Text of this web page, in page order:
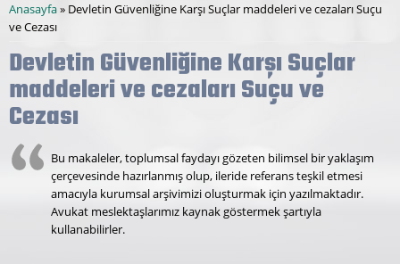
Buradasınız
Anasayfa» Devletin Güvenliğine Karşı Suçlar maddeleri ve cezaları Suçu
ve Cezası
Devletin Güvenliğine Karşı Suçlar
maddeleri ve cezaları Suçu ve
Cezası
Bu makaleler, toplumsal faydayı gözeten bilimsel bir yaklaşım
çerçevesinde hazırlanmış olup, ileride referans teşkil etmesi
amacıyla kurumsal arşivimizi oluşturmak için yazılmaktadır.
Avukat meslektaşlarımız kaynak göstermek şartıyla
kullanabilirler.